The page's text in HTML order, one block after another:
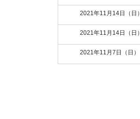
2021年11月14日（日）
2021年11月14日（日）
2021年11月7日（日）